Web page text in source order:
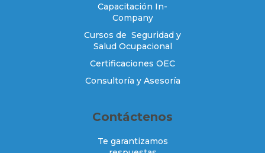
Capacitación In-
Company
Cursos de Seguridad y
Salud Ocupacional
Certificaciones OEC
Consultoría y Asesoría
Contáctenos
Te garantizamos